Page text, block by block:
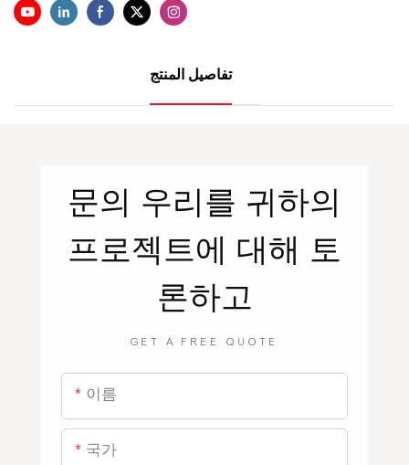
تفاصيل المنتج
문의 우리를 귀하의
프로젝트에 대해 토
론하고
GET A FREE QUOTE
이름
국가